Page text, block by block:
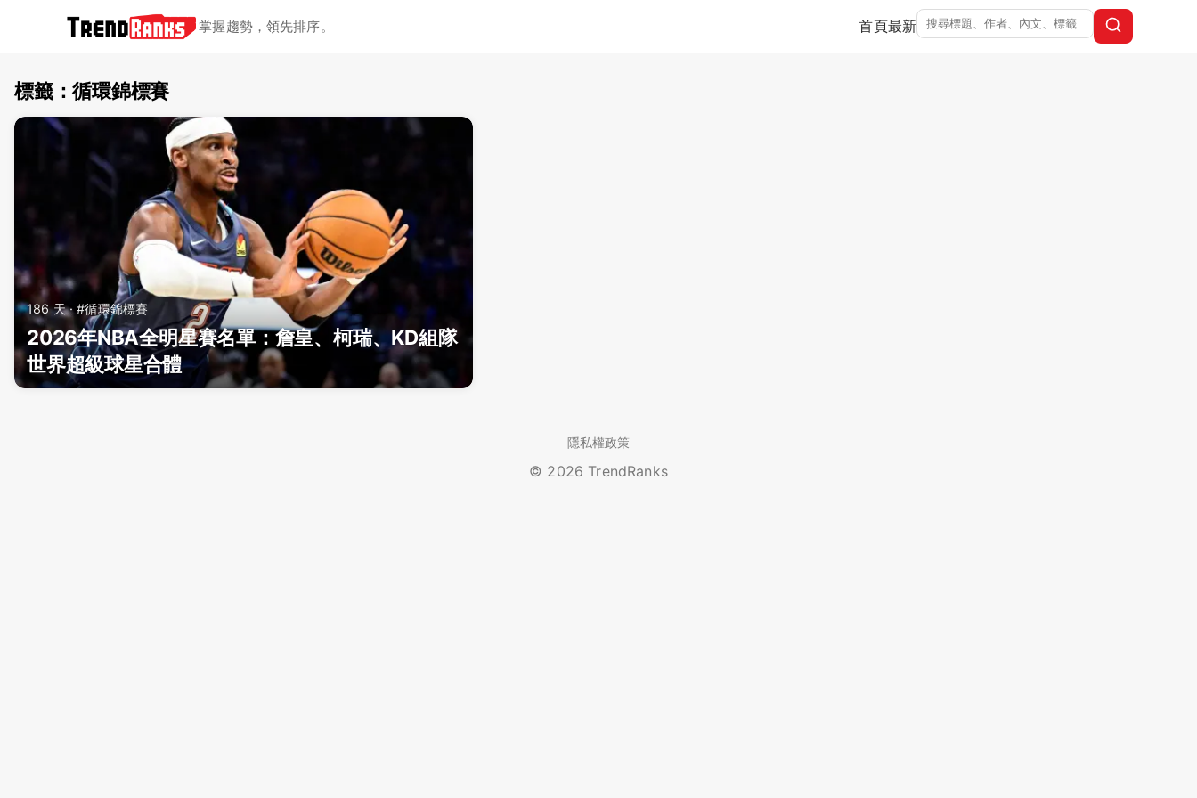
掌握趨勢，領先排序。 首頁最新
TrendRanks - 標籤 循環錦標賽
標籤：循環錦標賽
186 天 · #循環錦標賽
2026年NBA全明星賽名單：詹皇、柯瑞、KD組隊
世界超級球星合體
隱私權政策
© 2026 TrendRanks